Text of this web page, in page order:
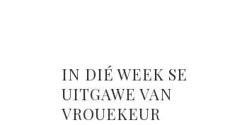
IN DIÉ WEEK SE
UITGAWE VAN
VROUEKEUR